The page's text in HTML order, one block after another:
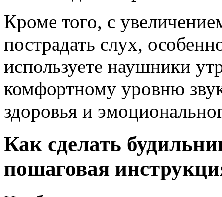
Кроме того, с
пострадать слух,
используете наушники
комфортному уровню
здоровья и
Как сделать
пошаговая